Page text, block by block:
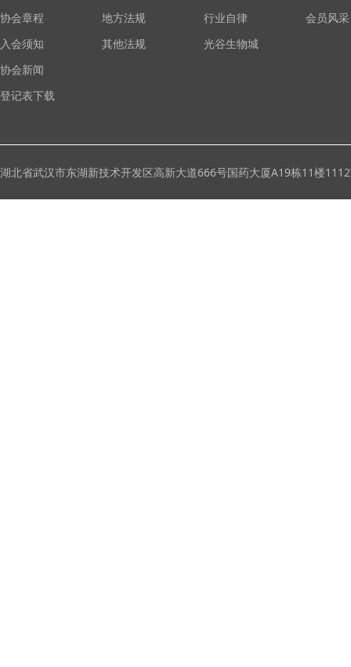
协会章程
入会须知
协会新闻
登记表下载
地方法规
其他法规
行业自律
光谷生物城
会员风采
湖北省武汉市东湖新技术开发区高新大道666号国药大厦A19栋11楼